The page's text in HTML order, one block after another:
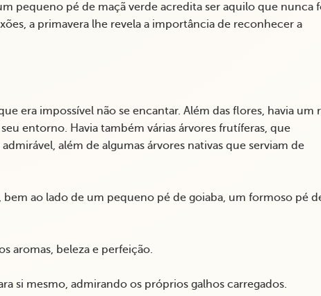
pequeno pé de maçã verde acredita ser aquilo que nunca
a primavera lhe revela a importância de reconhecer a
era impossível não se encantar. Além das flores, havia um
entorno. Havia também várias árvores frutíferas, que
além de algumas árvores nativas que serviam de
bem ao lado de um pequeno pé de goiaba, um formoso pé
aromas, beleza e perfeição.
si mesmo, admirando os próprios galhos carregados.